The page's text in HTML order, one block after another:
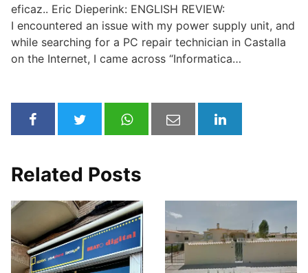
eficaz.. Eric Dieperink: ENGLISH REVIEW:
I encountered an issue with my power supply unit, and
while searching for a PC repair technician in Castalla
on the Internet, I came across “Informatica…
Related Posts